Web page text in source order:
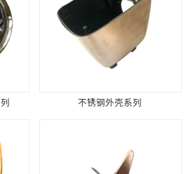
不锈钢外壳系列